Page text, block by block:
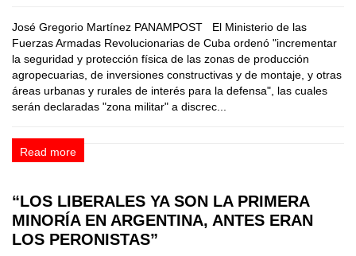
José Gregorio Martínez PANAMPOST El Ministerio de las
Fuerzas Armadas Revolucionarias de Cuba ordenó "incrementar
la seguridad y protección física de las zonas de producción
agropecuarias, de inversiones constructivas y de montaje, y otras
áreas urbanas y rurales de interés para la defensa", las cuales
serán declaradas "zona militar" a discrec...
Read more
“LOS LIBERALES YA SON LA PRIMERA
MINORÍA EN ARGENTINA, ANTES ERAN
LOS PERONISTAS”